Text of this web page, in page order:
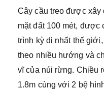
Cây cầu treo được
mặt đất 100 mét, được
trình kỳ dị nhất thế
theo nhiều hướng và
vĩ của núi rừng. Chiều
1.8m cùng với 2 bệ